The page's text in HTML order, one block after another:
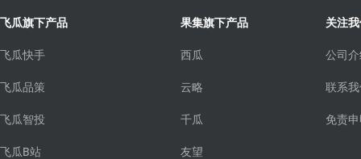
飞瓜旗下产品
飞瓜快手
飞瓜品策
飞瓜智投
飞瓜B站
果集旗下产品
西瓜
云略
千瓜
友望
关注
公司
联系
免责